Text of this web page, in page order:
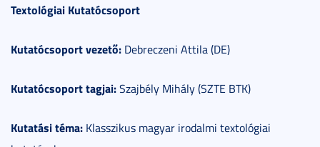
Textológiai Kutatócsoport
Kutatócsoport vezető: Debreczeni Attila (DE)
Kutatócsoport tagjai:Szajbély Mihály (SZTE BTK)
Kutatási téma: Klasszikus magyar irodalmi textológiai